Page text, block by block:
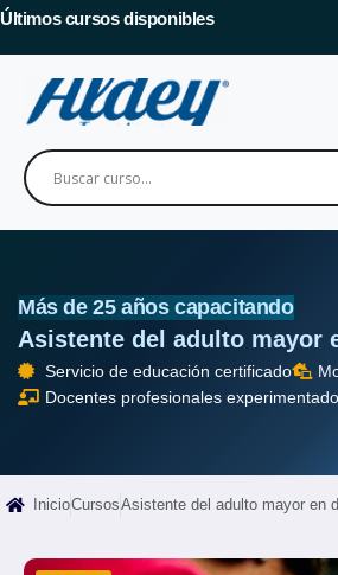
Últimos cursos disponibles
Más de 25 años capacitando
Asistente del adulto mayor
Servicio de educación certificado
Docentes profesionales
InicioCursosAsistente del adulto mayor en